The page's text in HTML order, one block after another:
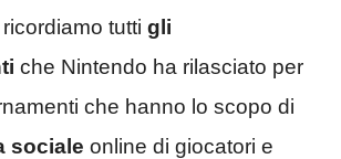
tutti gli
che Nintendo ha rilasciato per
che hanno lo scopo di
sociale online di giocatori e